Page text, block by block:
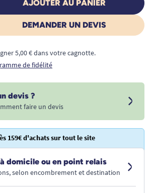
AJOUTER AU PANIER
DEMANDER UN DEVIS
5,00 € dans votre cagnotte.
de fidélité
devis ?
faire un devis
159€ d'achats sur tout le site
domicile ou en point relais
selon encombrement et destination